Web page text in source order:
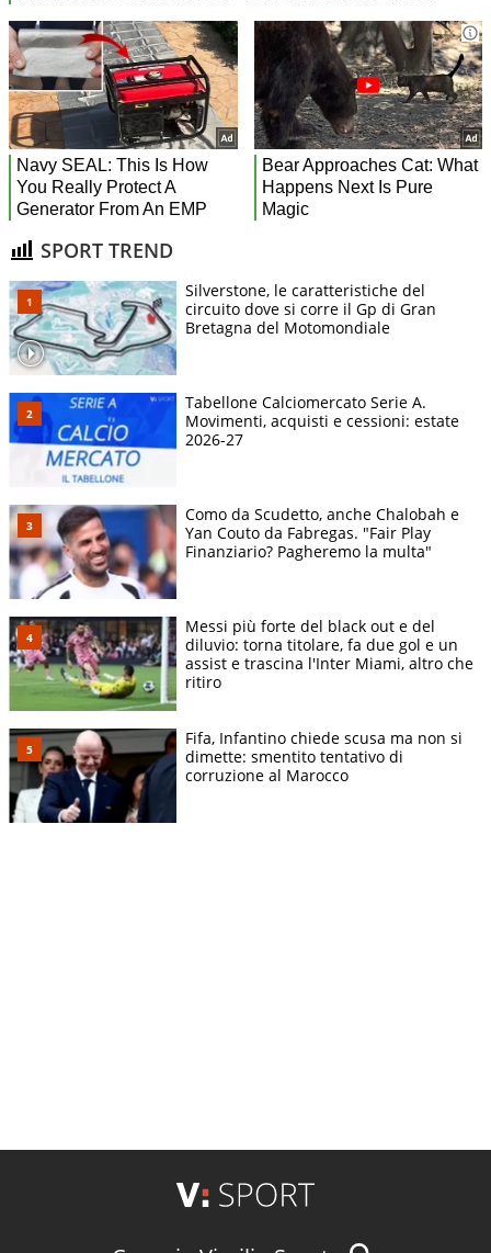
SPORT TREND
Silverstone, le caratteristiche del
circuito dove si corre il Gp di Gran
Bretagna del Motomondiale
Tabellone Calciomercato Serie A.
Movimenti, acquisti e cessioni: estate
2026-27
Como da Scudetto, anche Chalobah e
Yan Couto da Fabregas. "Fair Play
Finanziario? Pagheremo la multa"
Messi più forte del black out e del
diluvio: torna titolare, fa due gol e un
assist e trascina l'Inter Miami, altro che
ritiro
Fifa, Infantino chiede scusa ma non si
dimette: smentito tentativo di
corruzione al Marocco